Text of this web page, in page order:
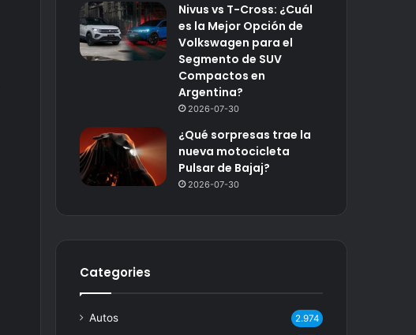
Nivus vs T-Cross: ¿Cuál
es la Mejor Opción de
Volkswagen para el
Segmento de SUV
Compactos en
Argentina?
2026-07-30
¿Qué sorpresas trae la
nueva motocicleta
Pulsar de Bajaj?
2026-07-30
Categories
Autos 2.974